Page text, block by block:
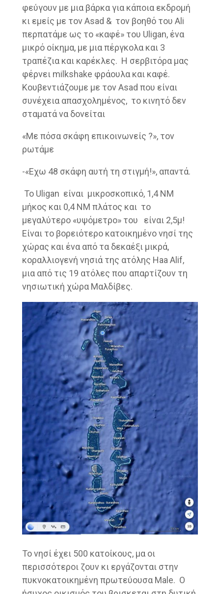
φεύγουν με μια βάρκα για κάποια εκδρομή
κι εμείς με τον Asad & τον βοηθό του Ali
περπατάμε ως το «καφέ» του Uligan, ένα
μικρό οίκημα, με μια πέργκολα και 3
τραπέζια και καρέκλες. Η σερβιτόρα μας
φέρνει milkshake φράουλα και καφέ.
Κουβεντιάζουμε με τον Asad που είναι
συνέχεια απασχολημένος, το κινητό δεν
σταματά να δονείται
«Με πόσα σκάφη επικοινωνείς ?», τον
ρωτάμε
-«Εχω 48 σκάφη αυτή τη στιγμή!», απαντά.
Το Uligan είναι μικροσκοπικό, 1,4 ΝΜ
μήκος και 0,4 ΝΜ πλάτος και το
μεγαλύτερο «υψόμετρο» του είναι 2,5μ!
Είναι το βορειότερο κατοικημένο νησί της
χώρας και ένα από τα δεκαέξι μικρά,
κοραλλιογενή νησιά της ατόλης Ηaa Alif,
μια από τις 19 ατόλες που απαρτίζουν τη
νησιωτική χώρα Μαλδίβες.
Το νησί έχει 500 κατοίκους, μα οι
περισσότεροι ζουν κι εργάζονται στην
πυκνοκατοικημένη πρωτεύουσα Male. Ο